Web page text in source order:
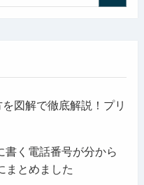
図解で徹底解説！プリ
書く電話番号が分から
まとめました